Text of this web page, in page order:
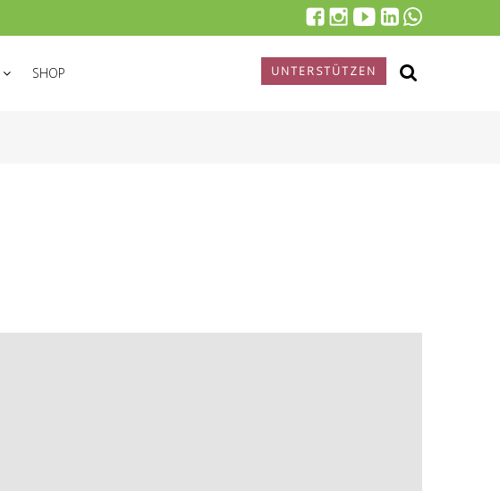
SHOP UNTERSTÜTZEN